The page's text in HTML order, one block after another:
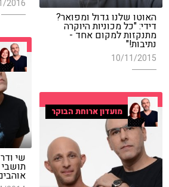
2016
האוטו שלנו גדול ומפואר?
דידי: "כל מכוניות היוקרה
מתנקזות למקום אחד -
נתיבות!"
10/11/2015
שי
תושבי
מועדון ארוחת הבוקר